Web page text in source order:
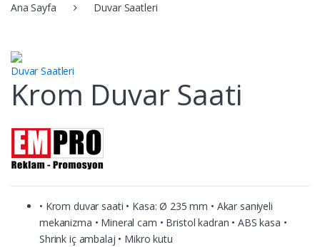
:
Ana Sayfa Duvar Saatleri
Duvar Saatleri
Krom Duvar Saati
• Krom duvar saati • Kasa: Ø 235 mm • Akar saniyeli
mekanizma • Mineral cam • Bristol kadran • ABS kasa •
Shrink iç ambalaj • Mikro kutu